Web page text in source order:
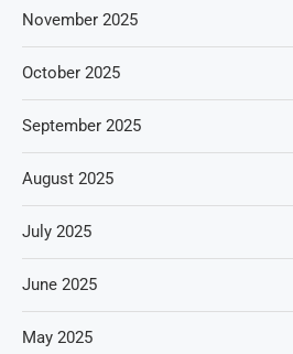
November 2025
October 2025
September 2025
August 2025
July 2025
June 2025
May 2025